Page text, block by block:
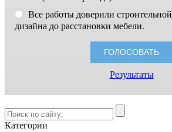
Все работы доверили
дизайна до расстановки мебели.
Результаты
Категории